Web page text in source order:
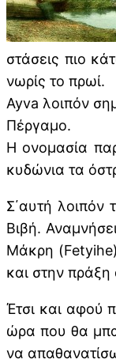
στάσεις πιο
νωρίς το πρωί.
Ayva λοιπόν
Πέργαμο.
Η ονομασία
κυδώνια τα
Σ΄αυτή
Βιβή.
Μάκρη (Fetyihe)
και στην
Έτσι και αφού
ώρα που θα
να